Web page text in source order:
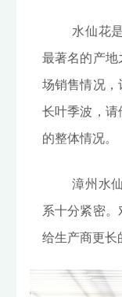
水仙花
最著名的产地
场销售情况，
长叶季波，请
的整体情况。
漳州水
系十分紧密
给生产商更长